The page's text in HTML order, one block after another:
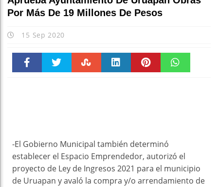
Por Más De 19 Millones De Pesos
15 Sep 2020
-El Gobierno Municipal también determinó
establecer el Espacio Emprendedor, autorizó el
proyecto de Ley de Ingresos 2021 para el municipio
de Uruapan y avaló la compra y/o arrendamiento de